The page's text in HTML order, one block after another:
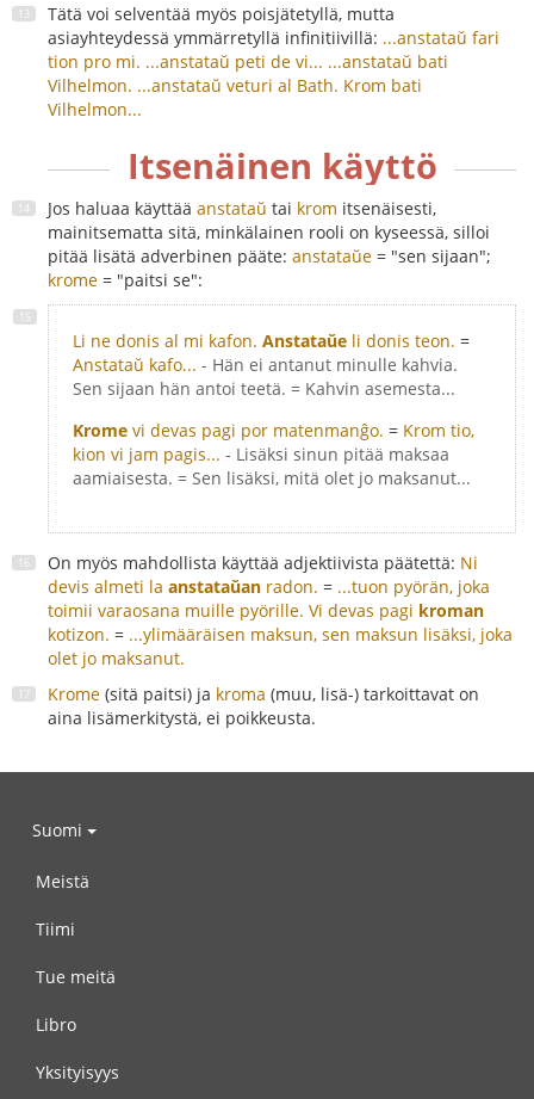
Tätä voi selventää myös poisjätetyllä, mutta
asiayhteydessä ymmärretyllä infinitiivillä: ...anstataŭ fari
tion pro mi. ...anstataŭ peti de vi... ...anstataŭ bati
Vilhelmon. ...anstataŭ veturi al Bath. Krom bati
Vilhelmon...
Itsenäinen käyttö
Jos haluaa käyttää anstataŭ tai krom itsenäisesti,
mainitsematta sitä, minkälainen rooli on kyseessä, silloi
pitää lisätä adverbinen pääte: anstataŭe = "sen sijaan";
krome = "paitsi se":
Li ne donis al mi kafon. Anstataŭe li donis teon. =
Anstataŭ kafo... - Hän ei antanut minulle kahvia.
Sen sijaan hän antoi teetä. = Kahvin asemesta...
Krome vi devas pagi por matenmanĝo. = Krom tio,
kion vi jam pagis... - Lisäksi sinun pitää maksaa
aamiaisesta. = Sen lisäksi, mitä olet jo maksanut...
On myös mahdollista käyttää adjektiivista päätettä: Ni
devis almeti la anstataŭan radon. = ...tuon pyörän, joka
toimii varaosana muille pyörille. Vi devas pagi kroman
kotizon. = ...ylimääräisen maksun, sen maksun lisäksi, joka
olet jo maksanut.
Krome (sitä paitsi) ja kroma (muu, lisä-) tarkoittavat on
aina lisämerkitystä, ei poikkeusta.
Suomi
Meistä
Tiimi
Tue meitä
Libro
Yksityisyys